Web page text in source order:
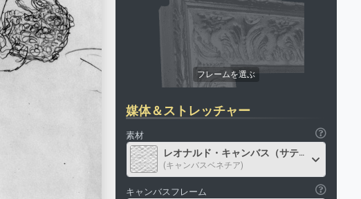
媒体＆ストレッチャー
素材
レオナルド・キャンバス（サテン）
(キャンバスベネチア)
キャンバスフレーム